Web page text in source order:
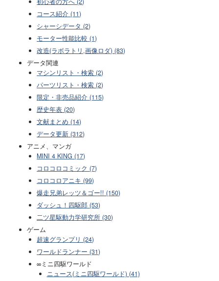
コース紹介 (11)
シャーシデータ (2)
モーター性能比較 (1)
改造(ラボラトリ,画像ロダ) (83)
データ関連
マシンリスト・検索 (2)
パーツリスト・検索 (2)
限定・非売品紹介 (115)
歴史年表 (20)
文献まとめ (14)
データ更新 (312)
アニメ、マンガ
MINI 4 KING (17)
コロコロコミック (7)
コロコロアニキ (99)
爆走兄弟レッツ＆ゴー!! (150)
ダッシュ！四駆郎 (53)
二ツ星駆動力学研究所 (30)
ゲーム
超速グランプリ (24)
ワールドランナー (31)
∞ミニ四駆ワールド
ニュース(ミニ四駆ワールド) (41)